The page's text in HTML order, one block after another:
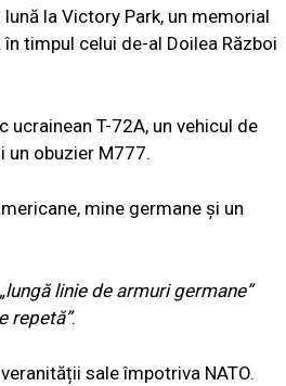
la Victory Park, un memorial
timpul celui de-al Doilea Război
T-72A, un vehicul de
un obuzier M777.
mine germane și un
„lungă linie de armuri germane”
repetă”.
sale împotriva NATO.